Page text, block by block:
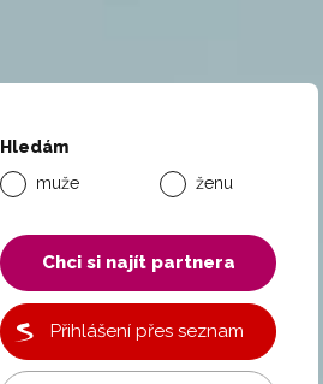
Hledám
muže
ženu
Chci si najít partnera
Přihlášení přes seznam